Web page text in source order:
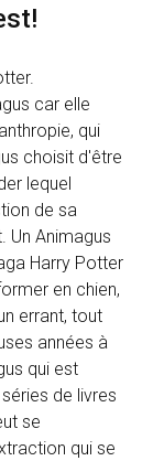
car elle
qui
choisit d'être
lequel
de sa
Un Animagus
Harry Potter
en chien,
errant, tout
années à
qui est
de livres
se
qui se